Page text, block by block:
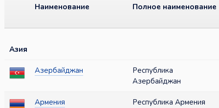
Наименование Полное наименование
Азия
Азербайджан
Республика
Азербайджан
Армения Республика Армения